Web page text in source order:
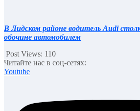
В Лидском районе водитель Audi
обочине автомобилем
Post Views: 110
Читайте нас в соц-сетях:
Youtube